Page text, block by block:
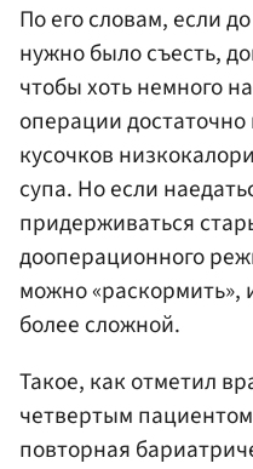
По его словам, если
нужно было съесть,
чтобы хоть немного
операции
кусочков
супа. Но если
придерживаться
дооперационного
можно «раскормить»,
более сложной.
Такое, как отметил
четвертым
повторная